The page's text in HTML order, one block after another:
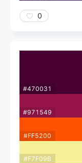
0
#470031
#971549
#FF5200
#F7F09B